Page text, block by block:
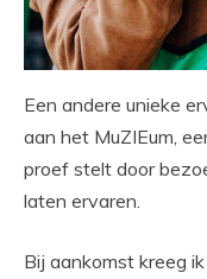
Een andere unieke
aan het MuZIEum,
proef stelt door
laten ervaren.
Bij aankomst kreeg